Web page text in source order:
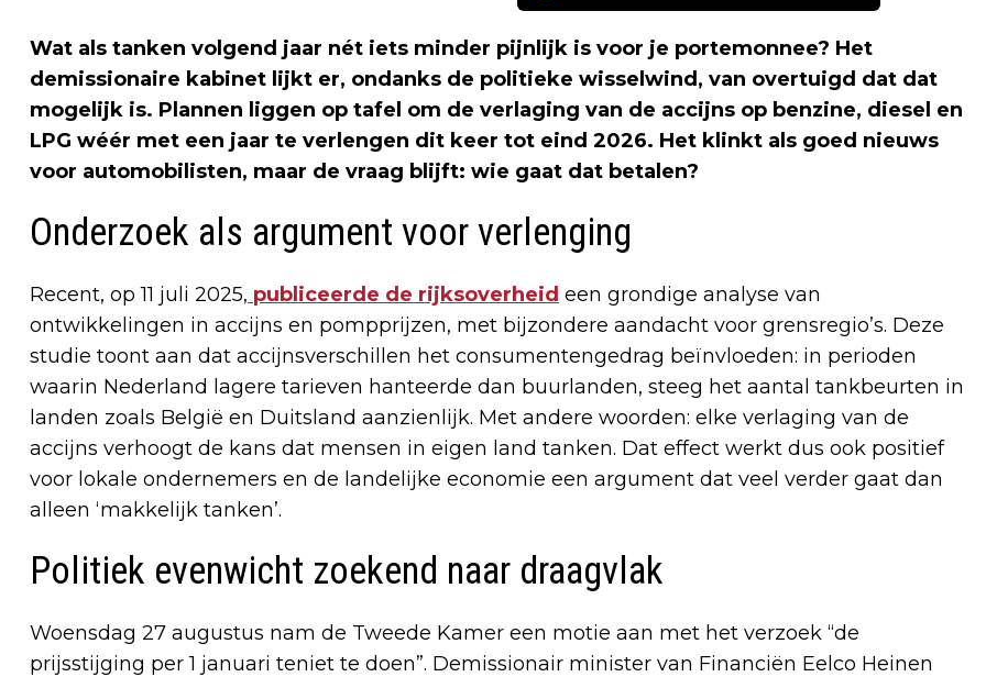
Wat als tanken volgend jaar nét iets minder pijnlijk is voor je portemonnee? Het
demissionaire kabinet lijkt er, ondanks de politieke wisselwind, van overtuigd dat dat
mogelijk is. Plannen liggen op tafel om de verlaging van de accijns op benzine, diesel en
LPG wéér met een jaar te verlengen dit keer tot eind 2026. Het klinkt als goed nieuws
voor automobilisten, maar de vraag blijft: wie gaat dat betalen?
Onderzoek als argument voor verlenging
Recent, op 11 juli 2025, publiceerde de rijksoverheid een grondige analyse van
ontwikkelingen in accijns en pompprijzen, met bijzondere aandacht voor grensregio’s. Deze
studie toont aan dat accijnsverschillen het consumentengedrag beïnvloeden: in perioden
waarin Nederland lagere tarieven hanteerde dan buurlanden, steeg het aantal tankbeurten in
landen zoals België en Duitsland aanzienlijk. Met andere woorden: elke verlaging van de
accijns verhoogt de kans dat mensen in eigen land tanken. Dat effect werkt dus ook positief
voor lokale ondernemers en de landelijke economie een argument dat veel verder gaat dan
alleen ‘makkelijk tanken’.
Politiek evenwicht zoekend naar draagvlak
Woensdag 27 augustus nam de Tweede Kamer een motie aan met het verzoek “de
prijsstijging per 1 januari teniet te doen”. Demissionair minister van Financiën Eelco Heinen